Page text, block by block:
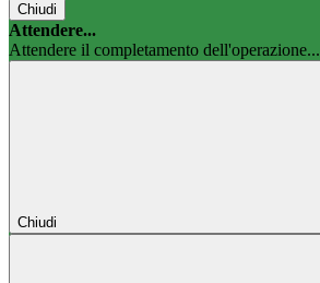
Chiudi
Attendere...
Attendere il completamento dell'operazione...
Chiudi